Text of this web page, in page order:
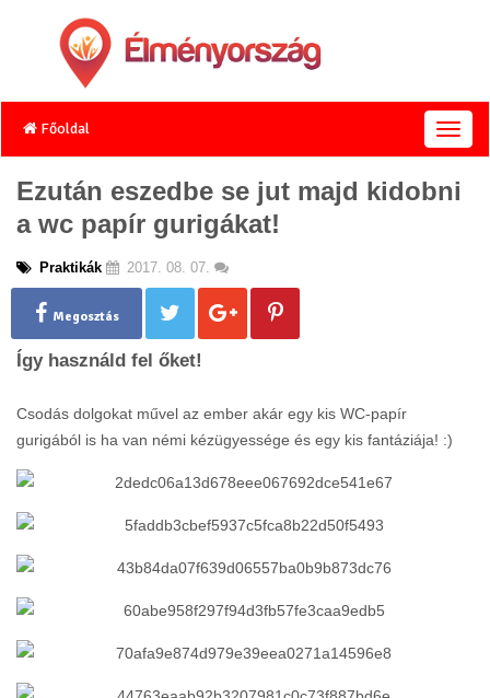
Főoldal
T
o
g
o
Ezután eszedbe se jut majd kidobni
a wc papír gurigákat!
Praktikák 2017. 08. 07.
Megosztás
Így használd fel őket!
Csodás dolgokat művel az ember akár egy kis WC-papír
gurigából is ha van némi kézügyessége és egy kis fantáziája! :)